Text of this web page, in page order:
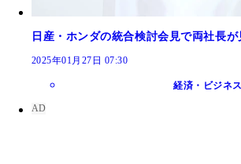
日産・ホンダの統合検討会見で両社長
2025年01月27日 07:30
経済・ビジネス